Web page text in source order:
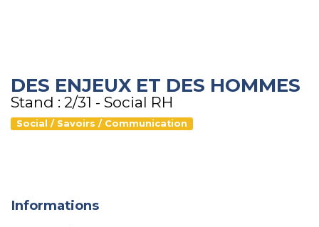
DES ENJEUX ET DES HOMMES
Stand : 2/31 - Social RH
Social / Savoirs / Communication
Informations